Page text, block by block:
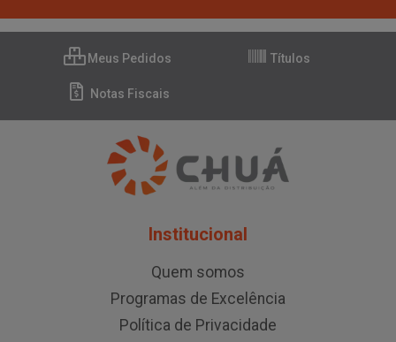
Meus Pedidos Títulos
Notas Fiscais
Institucional
Quem somos
Programas de Excelência
Política de Privacidade